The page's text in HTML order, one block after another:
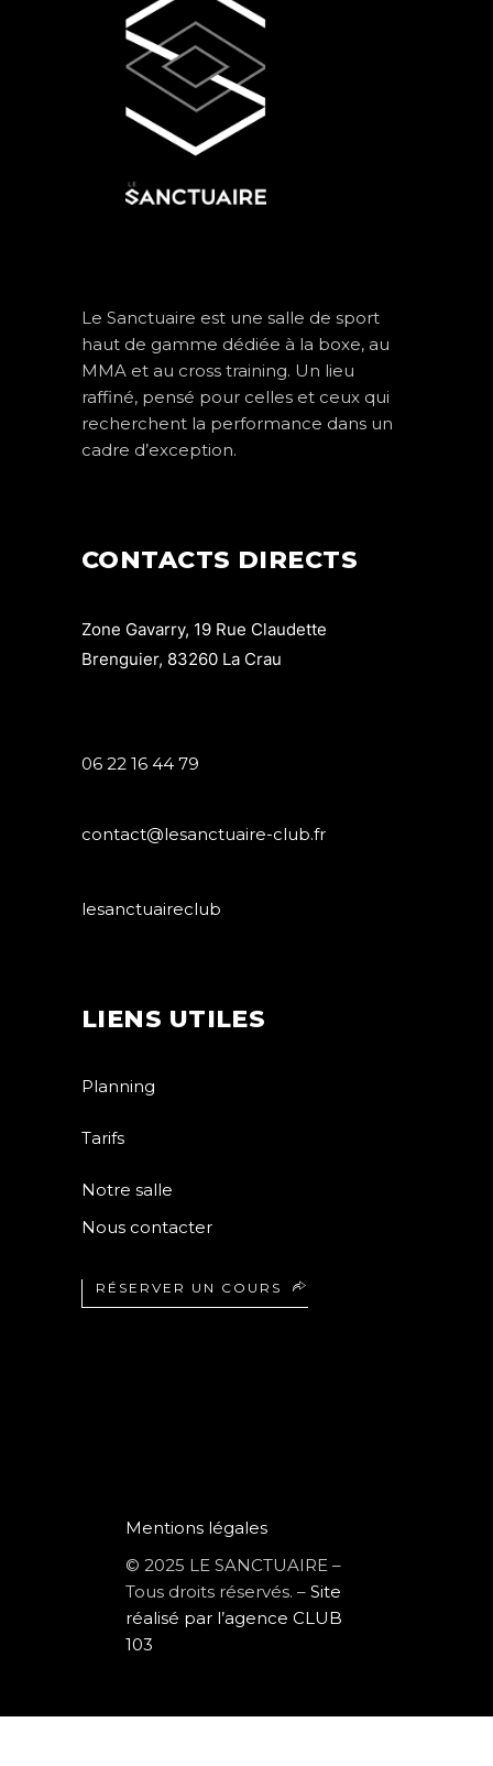
Le Sanctuaire est une salle de sport
haut de gamme dédiée à la boxe, au
MMA et au cross training. Un lieu
raffiné, pensé pour celles et ceux qui
recherchent la performance dans un
cadre d’exception.
CONTACTS DIRECTS
Zone Gavarry, 19 Rue Claudette
Brenguier, 83260 La Crau
06 22 16 44 79
contact@lesanctuaire-club.fr
lesanctuaireclub
LIENS UTILES
Planning
Tarifs
Notre salle
Nous contacter
RÉSERVER UN COURS
Mentions légales
© 2025 LE SANCTUAIRE –
Tous droits réservés. – Site
réalisé par l’agence CLUB
103